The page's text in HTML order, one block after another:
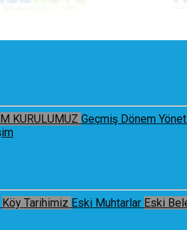
KURULUMUZ Geçmiş Dönem
Köy Tarihimiz Eski Muhtarlar Eski